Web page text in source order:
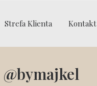
Strefa Klienta Kontakt
@bymajkel